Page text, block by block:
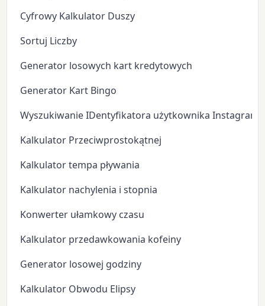
Cyfrowy Kalkulator Duszy
Sortuj Liczby
Generator losowych kart kredytowych
Generator Kart Bingo
Wyszukiwanie IDentyfikatora użytkownika Instagram
Kalkulator Przeciwprostokątnej
Kalkulator tempa pływania
Kalkulator nachylenia i stopnia
Konwerter ułamkowy czasu
Kalkulator przedawkowania kofeiny
Generator losowej godziny
Kalkulator Obwodu Elipsy